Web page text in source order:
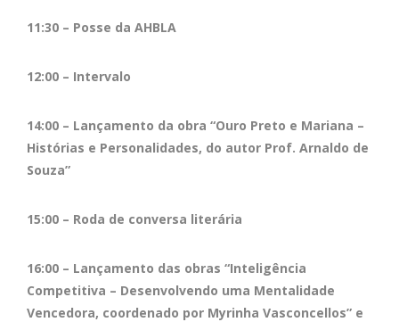
11:30 – Posse da AHBLA
12:00 – Intervalo
14:00 – Lançamento da obra “Ouro Preto e Mariana –
Histórias e Personalidades, do autor Prof. Arnaldo de
Souza”
15:00 – Roda de conversa literária
16:00 – Lançamento das obras “Inteligência
Competitiva – Desenvolvendo uma Mentalidade
Vencedora, coordenado por Myrinha Vasconcellos” e